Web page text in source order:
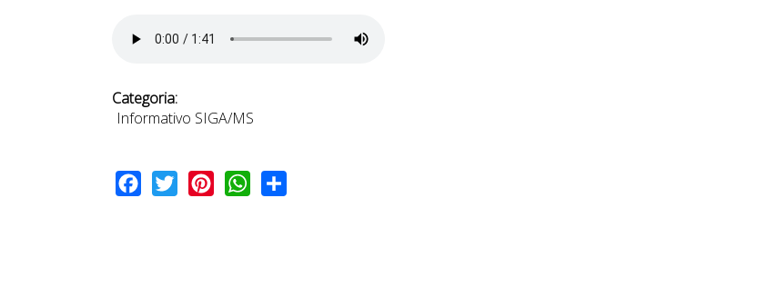
Categoria:
Informativo SIGA/MS
Facebook
Twitter PinterestWhatsApp